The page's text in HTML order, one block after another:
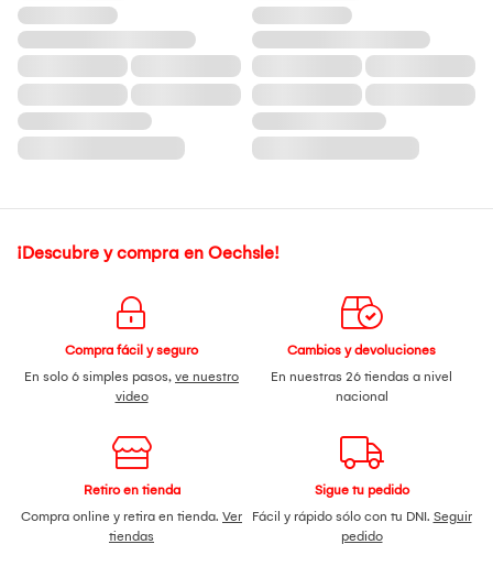
¡Descubre y compra en Oechsle!
Compra fácil y seguro
En solo 6 simples pasos, ve nuestro
video
Cambios y devoluciones
En nuestras 26 tiendas a nivel
nacional
Retiro en tienda
Compra online y retira en tienda. Ver
tiendas
Sigue tu pedido
Fácil y rápido sólo con tu DNI. Seguir
pedido